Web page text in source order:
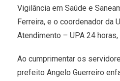
Vigilância em Saúde e
Ferreira, e o coordenador da
Atendimento – UPA 24 horas,
Ao cumprimentar os
prefeito Angelo Guerreiro